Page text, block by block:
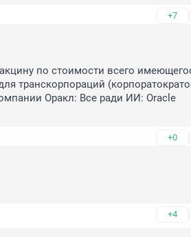
+7
по стоимости всего
транскорпораций
Оракл: Все ради ИИ: Oracle
+0
+4